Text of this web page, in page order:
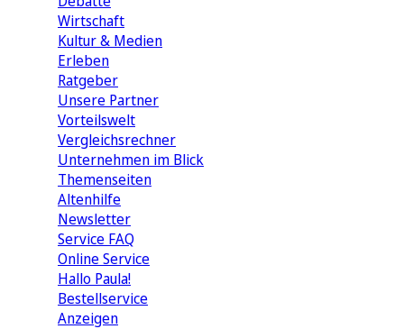
Wirtschaft
Kultur & Medien
Erleben
Ratgeber
Unsere Partner
Vorteilswelt
Vergleichsrechner
Unternehmen im Blick
Themenseiten
Altenhilfe
Newsletter
Service FAQ
Online Service
Hallo Paula!
Bestellservice
Anzeigen